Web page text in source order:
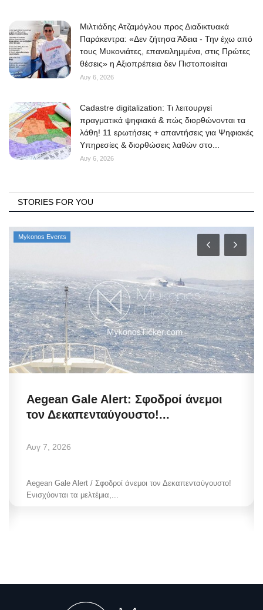
Μιλτιάδης Ατζαμόγλου προς Διαδικτυακά
Παράκεντρα: «Δεν ζήτησα Άδεια - Την έχω από
τους Μυκονιάτες, επανειλημμένα, στις Πρώτες
θέσεις» η Αξιοπρέπεια δεν Πιστοποιείται
Αυγ 6, 2026
Cadastre digitalization: Τι λειτουργεί
πραγματικά ψηφιακά & πώς διορθώνονται τα
λάθη! 11 ερωτήσεις + απαντήσεις για Ψηφιακές
Υπηρεσίες & διορθώσεις λαθών στο...
Αυγ 6, 2026
STORIES FOR YOU
Mykonos Events
Aegean Gale Alert: Σφοδροί άνεμοι
τον Δεκαπενταύγουστο!...
Αυγ 7, 2026
Aegean Gale Alert / Σφοδροί άνεμοι τον Δεκαπενταύγουστο!
Ενισχύονται τα μελτέμια,...